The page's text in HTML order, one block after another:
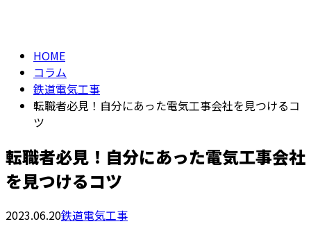
HOME
コラム
鉄道電気工事
転職者必見！自分にあった電気工事会社を見つけるコ
ツ
転職者必見！自分にあった電気工事会社
を見つけるコツ
2023.06.20鉄道電気工事